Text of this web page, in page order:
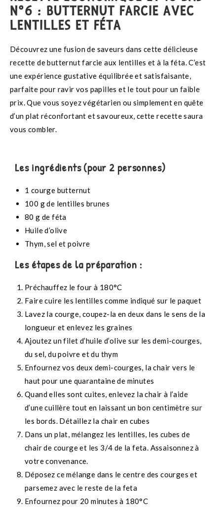
N°6 : BUTTERNUT FARCIE AVEC
LENTILLES ET FÉTA
Découvrez une fusion de saveurs dans cette délicieuse
recette de butternut farcie aux lentilles et à la féta. C’est
une expérience gustative équilibrée et satisfaisante,
parfaite pour ravir vos papilles et le tout pour un faible
prix. Que vous soyez végétarien ou simplement en quête
d’un plat réconfortant et savoureux, cette recette saura
vous combler.
Les ingrédients (pour 2 personnes)
1 courge butternut
100 g de lentilles brunes
80 g de féta
Huile d’olive
Thym, sel et poivre
Les étapes de la préparation :
Préchauffez le four à 180°C
Faire cuire les lentilles comme indiqué sur le paquet
Lavez la courge, coupez-la en deux dans le sens de la
longueur et enlevez les graines
Ajoutez un filet d’huile d’olive sur les demi-courges,
du sel, du poivre et du thym
Enfournez vos deux demi-courges, la chair vers le
haut pour une quarantaine de minutes
Quand elles sont cuites, enlevez la chair à l’aide
d’une cuillère tout en laissant un bon centimètre sur
les bords. Détaillez la chair en cubes
Dans un plat, mélangez les lentilles, les cubes de
chair de courge et les 3/4 de la feta. Assaisonnez à
votre convenance.
Déposez ce mélange dans le centre des courges et
parsemez avec le reste de la feta
Enfournez pour 20 minutes à 180°C